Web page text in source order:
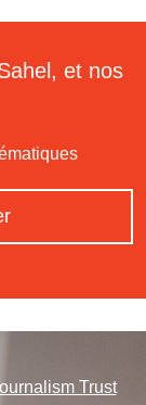
et nos
Trust